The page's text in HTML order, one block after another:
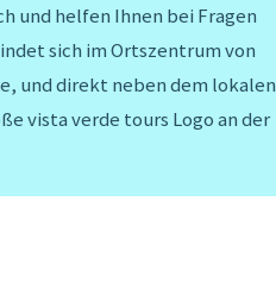
und helfen Ihnen bei Fragen
sich im Ortszentrum von
und direkt neben dem lokalen
vista verde tours Logo an der